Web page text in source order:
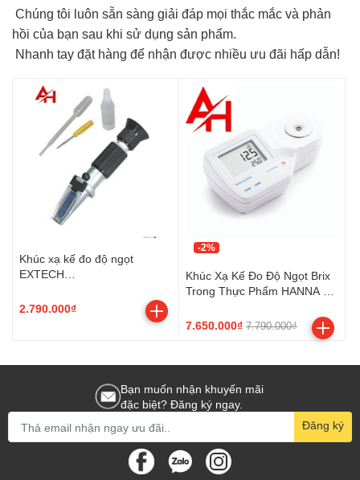
Chúng tôi luôn sẵn sàng giải đáp mọi thắc mắc và phản
hồi của bạn sau khi sử dụng sản phẩm.
Nhanh tay đặt hàng để nhận được nhiều ưu đãi hấp dẫn!
Khúc xạ kế đo độ ngọt
EXTECH
2.790.000₫
-2%
Khúc Xạ Kế Đo Độ Ngọt Brix
Trong Thực Phẩm HANNA HI-
7.650.000₫ 7.790.000₫
Bạn muốn nhận khuyến mãi
đặc biệt? Đăng ký ngay.
Đăng ký